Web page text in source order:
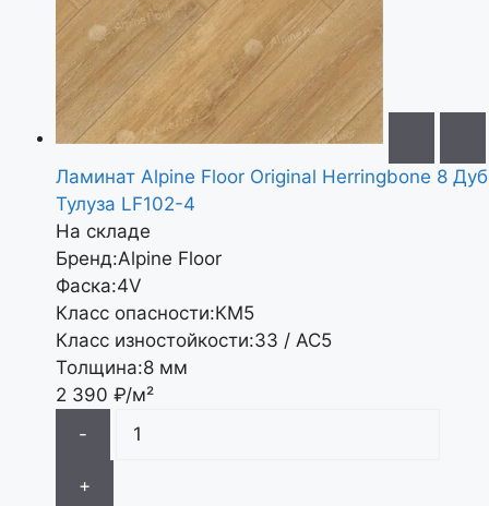
Ламинат Alpine Floor Original Herringbone 8 Дуб
Тулуза LF102-4
На складе
Бренд:Alpine Floor
Фаска:4V
Класс опасности:КМ5
Класс изностойкости:33 / АС5
Толщина:8 мм
2 390 ₽/м²
-
+